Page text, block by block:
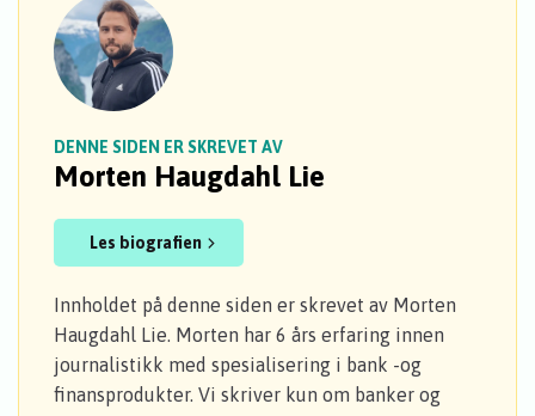
DENNE SIDEN ER SKREVET AV
Morten Haugdahl Lie
Les biografien
Innholdet på denne siden er skrevet av Morten
Haugdahl Lie. Morten har 6 års erfaring innen
journalistikk med spesialisering i bank -og
finansprodukter. Vi skriver kun om banker og